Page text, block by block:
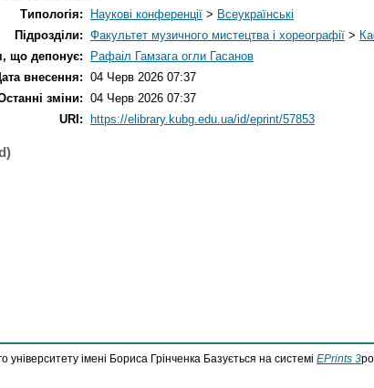
Типологія:
Наукові конференції > Всеукраїнські
Підрозділи: Факультет музичного мистецтва і хореографії >
що депонує:
Рафаіл Гамзага огли Гасанов
внесення: 04 Черв 2026 07:37
зміни:
04 Черв 2026 07:37
URI:
https://elibrary.kubg.edu.ua/id/eprint/57853
університету імені Бориса Грінченка Базується на системі EPrints 3